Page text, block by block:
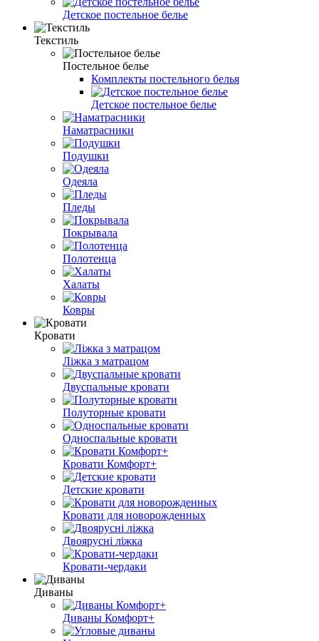
Детское постельное белье
Текстиль
Постельное белье
Комплекты постельного белья
Детское постельное белье
Наматрасники
Подушки
Одеяла
Пледы
Покрывала
Полотенца
Халаты
Ковры
Кровати
Ліжка з матрацом
Двуспальные кровати
Полуторные кровати
Односпальные кровати
Кровати Комфорт+
Детские кровати
Кровати для новорожденных
Двоярусні ліжка
Кровати-чердаки
Диваны
Диваны Комфорт+